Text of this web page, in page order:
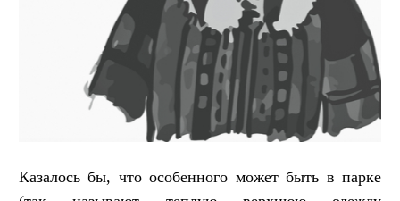
Казалось бы, что особенного может быть в парке